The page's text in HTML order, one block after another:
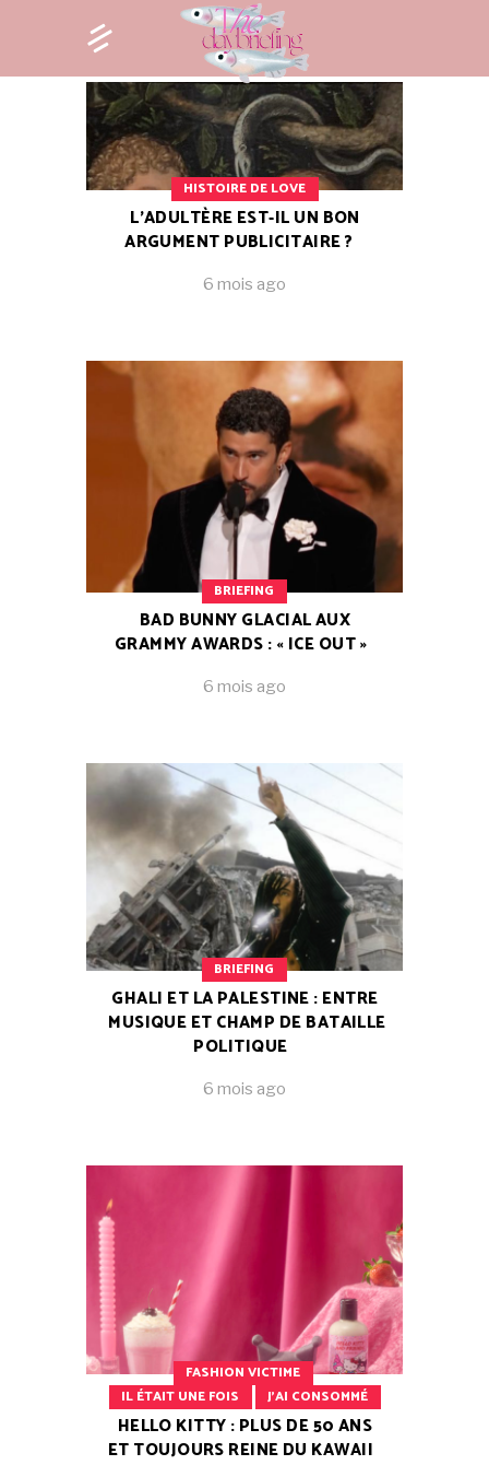
HISTOIRE DE LOVE
L’ADULTÈRE EST-IL UN BON
ARGUMENT PUBLICITAIRE ?
6 mois ago
BRIEFING
BAD BUNNY GLACIAL AUX
GRAMMY AWARDS : « ICE OUT »
6 mois ago
BRIEFING
GHALI ET LA PALESTINE : ENTRE
MUSIQUE ET CHAMP DE BATAILLE
POLITIQUE
6 mois ago
FASHION VICTIME
IL ÉTAIT UNE FOIS
J'AI CONSOMMÉ
HELLO KITTY : PLUS DE 50 ANS
ET TOUJOURS REINE DU KAWAII